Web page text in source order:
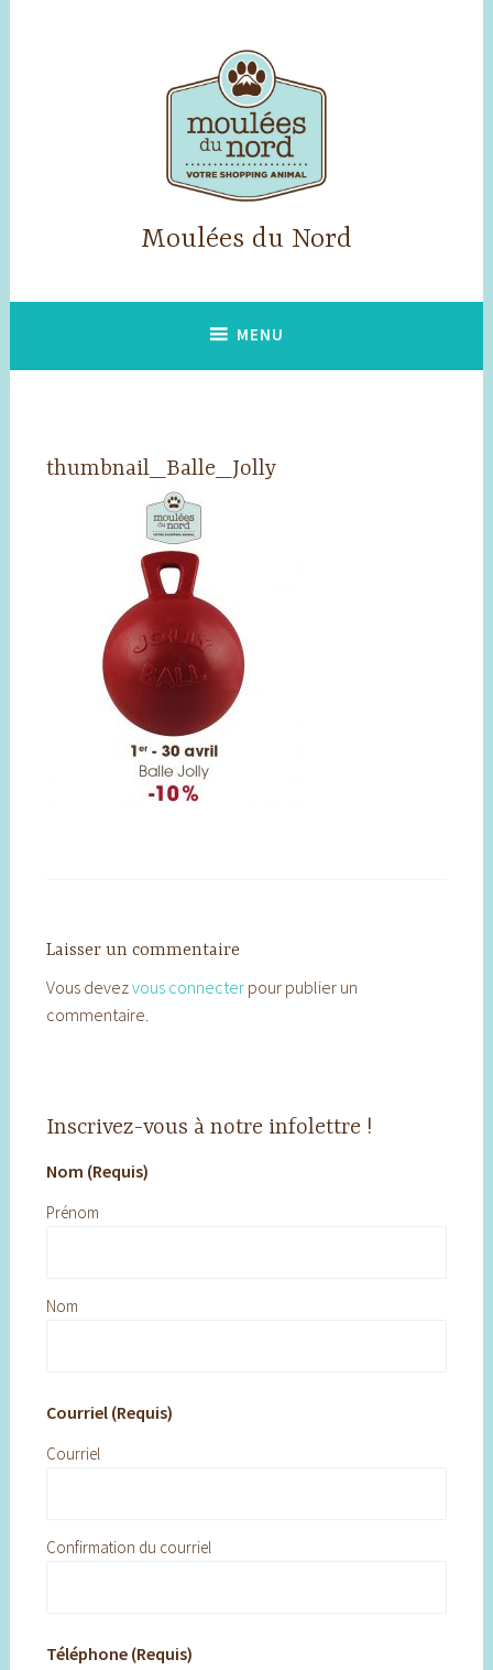
Moulées du Nord
MENU
thumbnail_Balle_Jolly
Laisser un commentaire
Vous devezvous connecterpour publier un
commentaire.
Inscrivez-vous à notre infolettre !
Nom (Requis)
Prénom
Nom
Courriel (Requis)
Courriel
Confirmation du courriel
Téléphone (Requis)